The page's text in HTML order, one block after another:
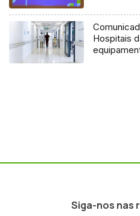
Hospitais
Siga-nos nas